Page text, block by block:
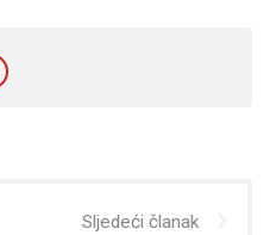
Sljedeći članak